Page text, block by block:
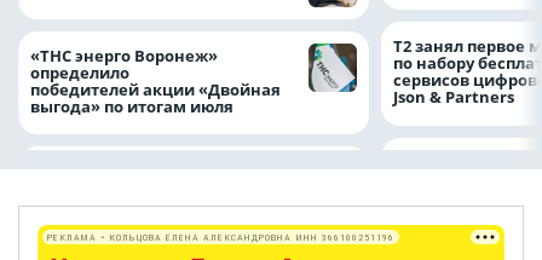
«ТНС энерго Воронеж»
определило
победителей акции «Двойная
выгода» по итогам июля
Т2 занял первое
по набору
сервисов
Json & Partners
РЕКЛАМА • КОЛЬЦОВА ЕЛЕНА АЛЕКСАНДРОВНА ИНН 366100251196